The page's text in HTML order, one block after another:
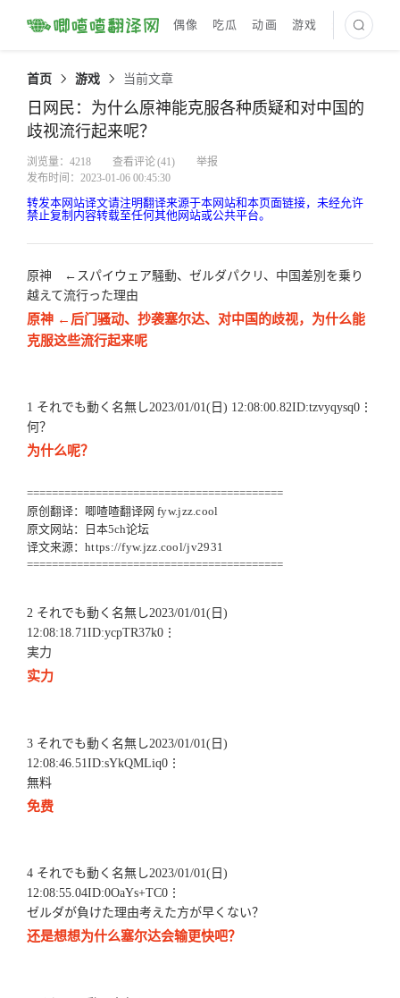
偶像 吃瓜 动画 游戏 最新译文
首页 游戏 当前文章
日网民：为什么原神能克服各种质疑和对中国的
歧视流行起来呢？
浏览量：4218 查看评论(41)
举报
发布时间：2023-01-06 00:45:30
转发本网站译文请注明翻译来源于本网站和本页面链接，未经允许
禁止复制内容转载至任何其他网站或公共平台。
原神 ←スパイウェア騒動、ゼルダパクリ、中国差別を乗り
越えて流行った理由
原神 ←后门骚动、抄袭塞尔达、对中国的歧视，为什么能
克服这些流行起来呢
1 それでも動く名無し2023/01/01(日) 12:08:00.82ID:tzvyqysq0⋮
何？
为什么呢？
=========================================
原创翻译：唧喳喳翻译网 fyw.jzz.cool
原文网站：日本5ch论坛
译文来源： https://fyw.jzz.cool/jv2931
=========================================
2 それでも動く名無し2023/01/01(日)
12:08:18.71ID:ycpTR37k0⋮
実力
实力
3 それでも動く名無し2023/01/01(日)
12:08:46.51ID:sYkQMLiq0⋮
無料
免费
4 それでも動く名無し2023/01/01(日)
12:08:55.04ID:0OaYs+TC0⋮
ゼルダが負けた理由考えた方が早くない？
还是想想为什么塞尔达会输更快吧？